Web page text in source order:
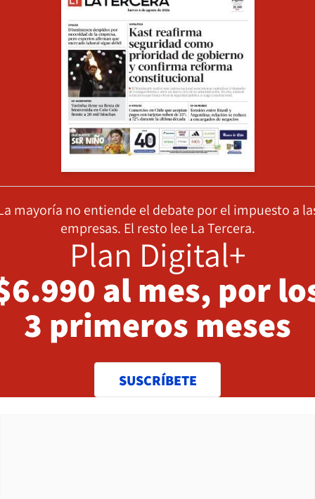
mayoría no entiende el debate por el impuesto a
empresas. El resto lee La Tercera.
Plan Digital+
al mes, por
3 primeros meses
SUSCRÍBETE